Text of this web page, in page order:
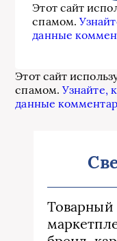
Этот сайт
спамом.
данные
Этот сайт
спамом.Узнайте,
данные
Товарный